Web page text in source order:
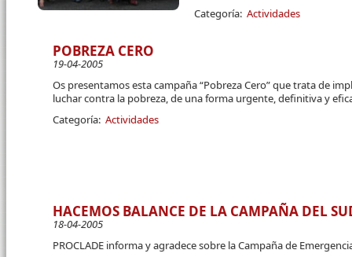
Categoría: Actividades
POBREZA CERO
19-04-2005
Os presentamos esta campaña “Pobreza Cero” que trata de
luchar contra la pobreza, de una forma urgente, definitiva y
Categoría: Actividades
HACEMOS BALANCE DE LA CAMPAÑA DEL
18-04-2005
PROCLADE informa y agradece sobre la Campaña de